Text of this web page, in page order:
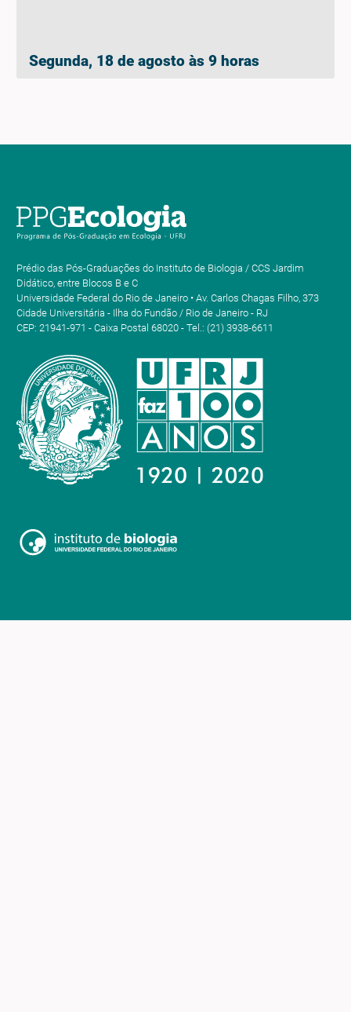
Segunda, 18 de agosto às 9 horas
Prédio das Pós-Graduações do Instituto de Biologia / CCS Jardim
Didático, entre Blocos B e C
Universidade Federal do Rio de Janeiro • Av. Carlos Chagas Filho, 373
Cidade Universitária - Ilha do Fundão / Rio de Janeiro - RJ
CEP: 21941-971 - Caixa Postal 68020 - Tel.: (21) 3938-6611